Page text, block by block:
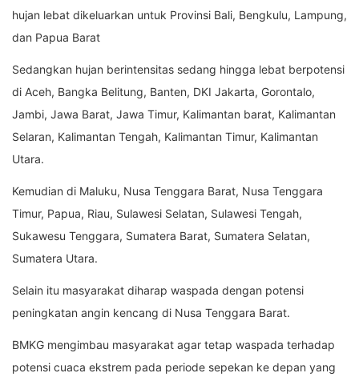
hujan lebat dikeluarkan untuk Provinsi Bali, Bengkulu, Lampung,
dan Papua Barat
Sedangkan hujan berintensitas sedang hingga lebat berpotensi
di Aceh, Bangka Belitung, Banten, DKI Jakarta, Gorontalo,
Jambi, Jawa Barat, Jawa Timur, Kalimantan barat, Kalimantan
Selaran, Kalimantan Tengah, Kalimantan Timur, Kalimantan
Utara.
Kemudian di Maluku, Nusa Tenggara Barat, Nusa Tenggara
Timur, Papua, Riau, Sulawesi Selatan, Sulawesi Tengah,
Sukawesu Tenggara, Sumatera Barat, Sumatera Selatan,
Sumatera Utara.
Selain itu masyarakat diharap waspada dengan potensi
peningkatan angin kencang di Nusa Tenggara Barat.
BMKG mengimbau masyarakat agar tetap waspada terhadap
potensi cuaca ekstrem pada periode sepekan ke depan yang